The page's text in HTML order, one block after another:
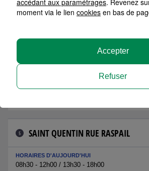
3
VILLERS COTTERETS
HORAIRES D'AUJOURD'HUI
5 SAINT QUENTIN RUE RASPAIL
HORAIRES D'AUJOURD'HUI
08h30 - 12h00 / 13h30 - 18h00
accédant aux paramétrages. Revenez
moment via le lien cookies en bas de
Refuser
Accepter